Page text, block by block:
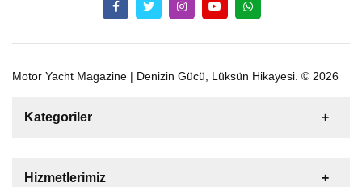
Motor Yacht Magazine | Denizin Gücü, Lüksün Hikayesi. © 2026
Kategoriler
Tekne
Hizmetlerimiz